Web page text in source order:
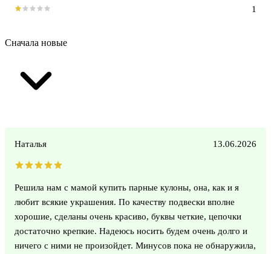
1
Сначала новые
Наталья 13.06.2026
Решила нам с мамой купить парные кулоны, она, как и я
любит всякие украшения. По качеству подвески вполне
хорошие, сделаны очень красиво, буквы четкие, цепочки
достаточно крепкие. Надеюсь носить будем очень долго и
ничего с ними не произойдет. Минусов пока не обнаружила,